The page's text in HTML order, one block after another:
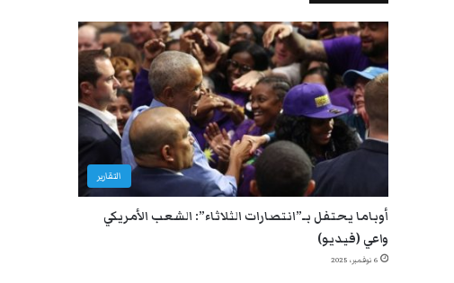
التقارير
أوباما يحتفل بـ”انتصارات الثلاثاء”: الشعب الأمريكي
واعي (فيديو)
6 نوفمبر، 2025